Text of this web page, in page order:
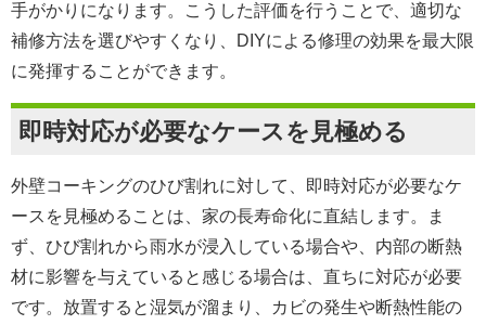
手がかりになります。こうした評価を行うことで、適切な
補修方法を選びやすくなり、DIYによる修理の効果を最大限
に発揮することができます。
即時対応が必要なケースを見極める
外壁コーキングのひび割れに対して、即時対応が必要なケ
ースを見極めることは、家の長寿命化に直結します。ま
ず、ひび割れから雨水が浸入している場合や、内部の断熱
材に影響を与えていると感じる場合は、直ちに対応が必要
です。放置すると湿気が溜まり、カビの発生や断熱性能の